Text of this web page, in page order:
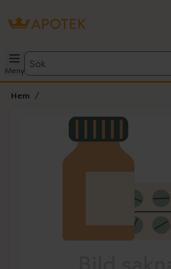
Meny
Sök
Hem
Lista: . Innehåller 1 objekt.